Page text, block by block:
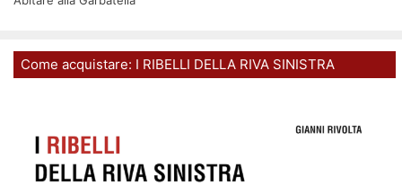
Come acquistare: I RIBELLI DELLA RIVA SINISTRA